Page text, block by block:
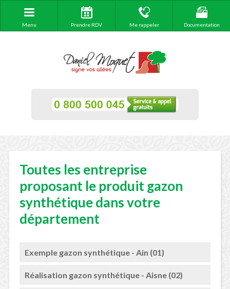
Menu Prendre RDV Me rappeler Documentation
Toutes les entreprise
proposant le produit gazon
synthétique dans votre
département
Exemple gazon synthétique - Ain (01)
Réalisation gazon synthétique - Aisne (02)